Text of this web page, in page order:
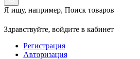
Я ищу, например, Поиск товаров
Здравствуйте, войдите в кабинет
Регистрация
Авторизация